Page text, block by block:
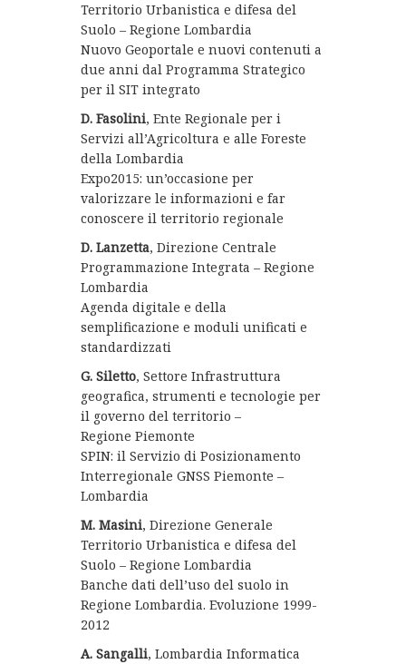
Territorio Urbanistica e difesa del
Suolo – Regione Lombardia
Nuovo Geoportale e nuovi contenuti a
due anni dal Programma Strategico
per il SIT integrato
D. Fasolini, Ente Regionale per i
Servizi all’Agricoltura e alle Foreste
della Lombardia
Expo2015: un’occasione per
valorizzare le informazioni e far
conoscere il territorio regionale
D. Lanzetta, Direzione Centrale
Programmazione Integrata – Regione
Lombardia
Agenda digitale e della
semplificazione e moduli unificati e
standardizzati
G. Siletto, Settore Infrastruttura
geografica, strumenti e tecnologie per
il governo del territorio –
Regione Piemonte
SPIN: il Servizio di Posizionamento
Interregionale GNSS Piemonte –
Lombardia
M. Masini, Direzione Generale
Territorio Urbanistica e difesa del
Suolo – Regione Lombardia
Banche dati dell’uso del suolo in
Regione Lombardia. Evoluzione 1999-
2012
A. Sangalli, Lombardia Informatica